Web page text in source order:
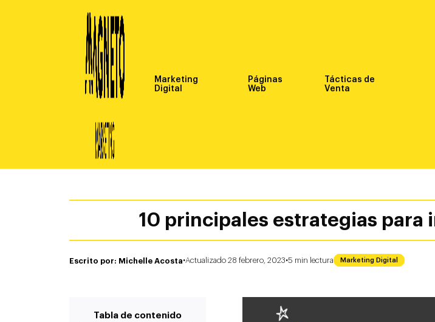
Marketing
Digital
Páginas
Web
Tácticas de
Venta
10 principales estrategias
Escrito por: Michelle Acosta·Actualizado 28 febrero, 2023·5 min lectura Marketing Digital
Tabla de contenido